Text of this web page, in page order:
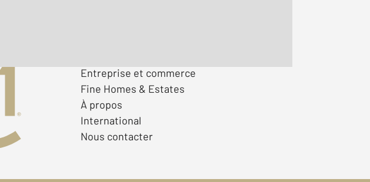
Entreprise et commerce
Fine Homes & Estates
À propos
International
Nous contacter